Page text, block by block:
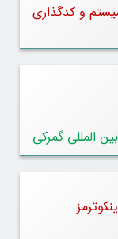
و کدگذاری
المللی گمرکی